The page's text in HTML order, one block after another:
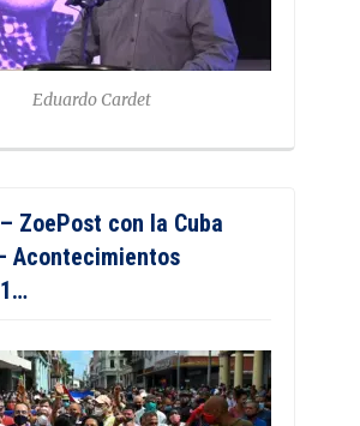
Eduardo Cardet
ZoePost con la Cuba
Acontecimientos